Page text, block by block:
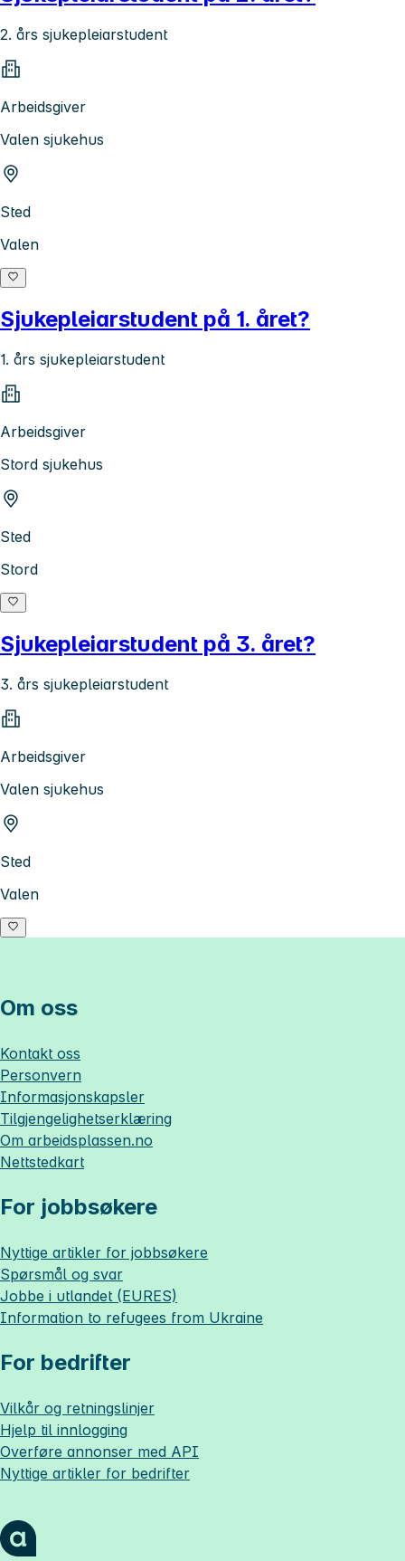
2. års sjukepleiarstudent
Arbeidsgiver
Valen sjukehus
Sted
Valen
Sjukepleiarstudent på 1. året?
1. års sjukepleiarstudent
Arbeidsgiver
Stord sjukehus
Sted
Stord
Sjukepleiarstudent på 3. året?
3. års sjukepleiarstudent
Arbeidsgiver
Valen sjukehus
Sted
Valen
Om oss
Kontakt oss
Personvern
Informasjonskapsler
Tilgjengelighetserklæring
Om arbeidsplassen.no
Nettstedkart
For jobbsøkere
Nyttige artikler for jobbsøkere
Spørsmål og svar
Jobbe i utlandet (EURES)
Information to refugees from Ukraine
For bedrifter
Vilkår og retningslinjer
Hjelp til innlogging
Overføre annonser med API
Nyttige artikler for bedrifter